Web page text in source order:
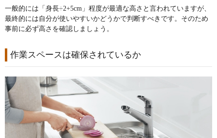
一般的には「身長÷2+5cm」程度が最適な高さと言われていますが、
最終的には自分が使いやすいかどうかで判断すべきです。そのため
事前に必ず高さを確認しましょう。
作業スペースは確保されているか